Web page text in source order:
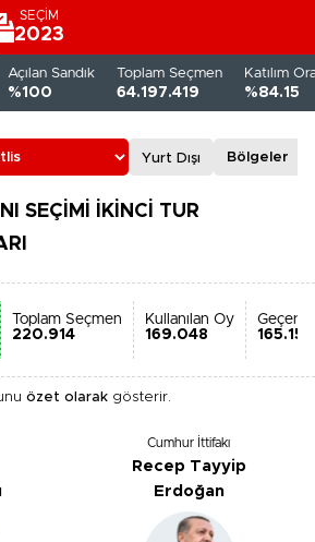
SEÇİM
2023
Açılan Sandık
%100
Toplam Seçmen
64.197.419
Katılım
%84.15
Yurt Dışı
SEÇİMİ İKİNCİ TUR
Toplam Seçmen
220.914
Kullanılan Oy
169.048
Geçerli
165.150
özet olarak gösterir.
Cumhur İttifakı
Recep Tayyip
Erdoğan